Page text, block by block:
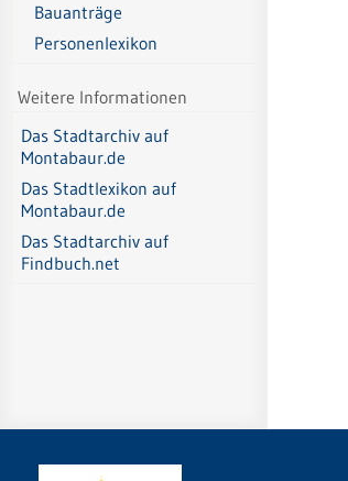
Bauanträge
Personenlexikon
Weitere Informationen
Das Stadtarchiv auf
Montabaur.de
Das Stadtlexikon auf
Montabaur.de
Das Stadtarchiv auf
Findbuch.net